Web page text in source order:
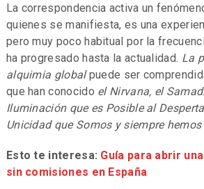
La correspondencia activa un
quienes se manifiesta, es una
pero muy poco habitual por la
ha progresado hasta la actualidad. La
alquimia global puede ser
que han conocido el Nirvana, el
Iluminación que es Posible al
Unicidad que Somos y siempre hemos
Esto te interesa: Guía para abrir
sin comisiones en España